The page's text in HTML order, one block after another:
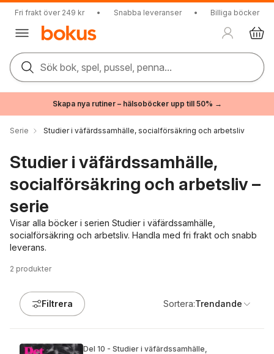
Fri frakt över 249 kr • Snabba leveranser • Billiga böcker
Sök bok, spel, pussel, penna...
Skapa nya rutiner – hälsoböcker upp till 50% →
Serie Studier i väfärdssamhälle, socialförsäkring och arbetsliv
Studier i väfärdssamhälle,
socialförsäkring och arbetsliv –
serie
Visar alla böcker i serien Studier i väfärdssamhälle,
socialförsäkring och arbetsliv. Handla med fri frakt och snabb
leverans.
2 produkter
Filtrera Sortera:Trendande
Del 10 - Studier i väfärdssamhälle,